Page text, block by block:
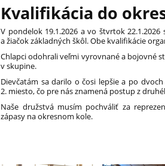
Kvalifikácia do
V pondelok 19.1.2026 a vo štvrtok
a žiačok základných škôl. Obe kvalifikácie
Chlapci odohrali veľmi vyrovnané a bojovné
v skupine.
Dievčatám sa darilo o čosi lepšie a po
2. miesto, čo pre nás znamená postup z
Naše družstvá musím pochváliť za
zápasy na okresnom kole.